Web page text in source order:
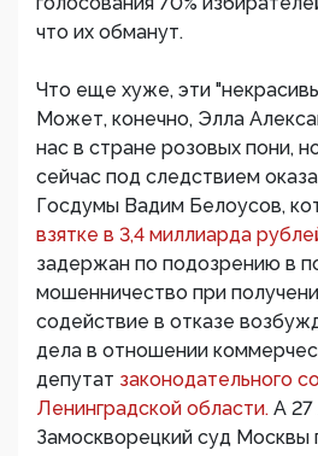
что их обманут.
Что еще хуже, эти
Может, конечно, Элла
нас в стране розовых пони,
сейчас под следствием
Госдумы Вадим Белоусов,
взятке в 3,4 миллиарда
задержан по подозрению в
мошенничество при
содействие в отказе
дела в отношении
депутат законодательного
Ленинградской области. А 27
Замоскворецкий суд Москвы